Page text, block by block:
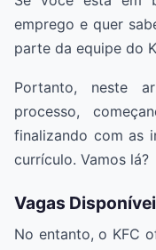
emprego e quer
parte da equipe do
Portanto, neste
processo,
finalizando com as
currículo. Vamos lá?
Vagas
No entanto, o KFC